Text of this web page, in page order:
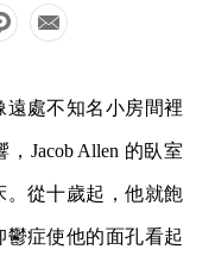
處不知名小房間裡
Jacob Allen 的臥室
。從十歲起，他就飽
症使他的面孔看起